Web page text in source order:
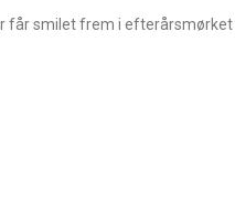
får smilet frem i efterårsmørket